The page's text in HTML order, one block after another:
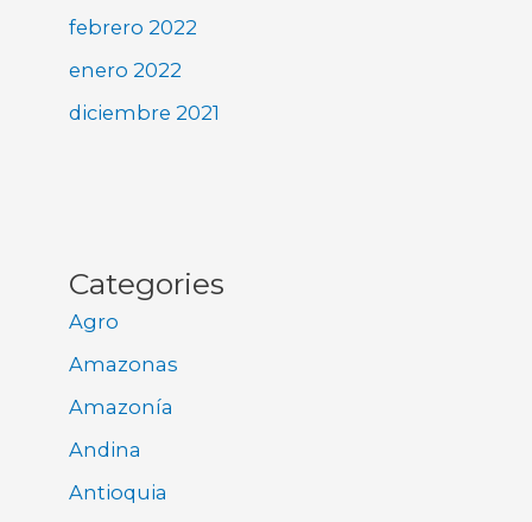
febrero 2022
enero 2022
diciembre 2021
Categories
Agro
Amazonas
Amazonía
Andina
Antioquia